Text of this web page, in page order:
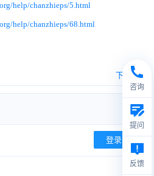
help/chanzhieps/5.html
help/chanzhieps/68.html
下一篇
登录
咨询
提问
反馈